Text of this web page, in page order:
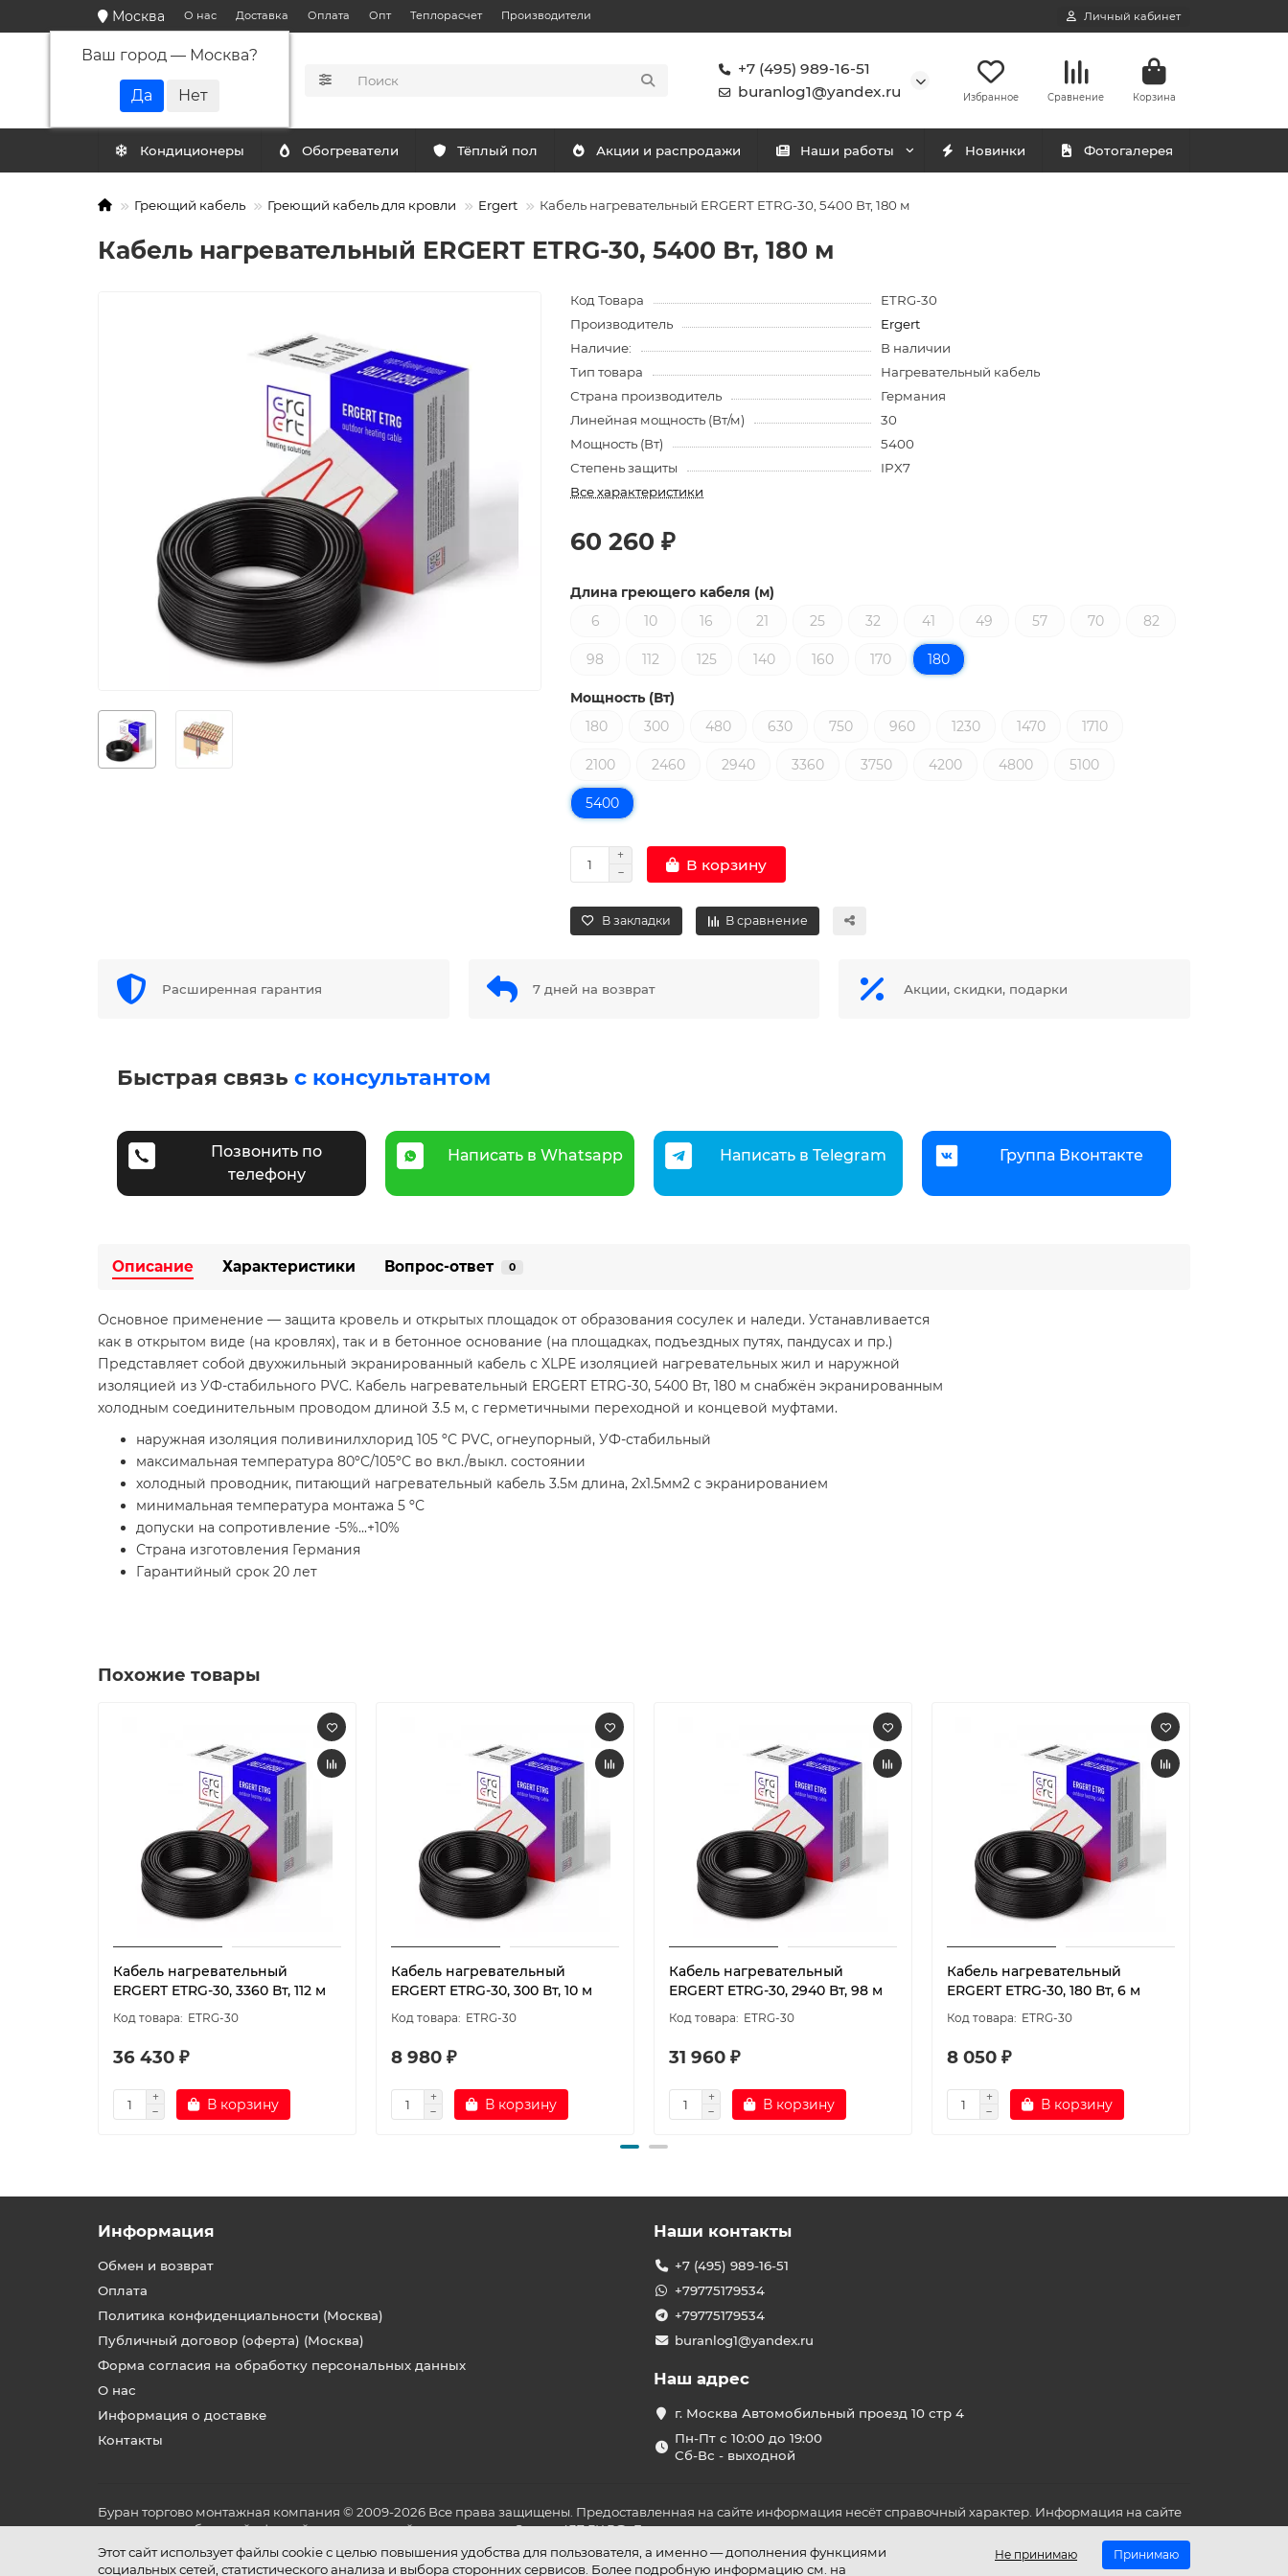
Москва
Ваш город — Москва?
О нас Доставка Оплата Опт Теплорасчет Производители Личный кабинет
+7 (495) 989-16-51
buranlog1@yandex.ru
Избранное Сравнение Корзина
Кондиционеры Обогреватели Тёплый пол Акции и распродажи Наши работы Новинки Фотогалерея
Греющий кабель Греющий кабель для кровли Ergert Кабель нагревательный ERGERT ETRG-30, 5400 Вт, 180 м
Кабель нагревательный ERGERT ETRG-30, 5400 Вт, 180 м
Код Товара
ETRG-30
Производитель
Ergert
Наличие:
В наличии
Тип товара
Нагревательный кабель
Страна производитель
Германия
Линейная мощность (Вт/м)
30
Мощность (Вт)
5400
Степень защиты
IPX7
Все характеристики
60 260 ₽
Длина греющего кабеля (м)
6
10 16 21 25 32 41 49 57 70 82
98 112 125 140 160 170 180
Мощность (Вт)
180
300 480 630 750 960 1230 1470 1710
2100 2460 2940 3360 3750 4200 4800 5100
5400
В корзину
В закладки В сравнение
Расширенная гарантия 7 дней на возврат Акции, скидки, подарки
Быстрая связь с консультантом
Позвонить по
телефону
Написать в Whatsapp Написать в Telegram Группа Вконтакте
Описание Характеристики Вопрос-ответ 0
Основное применение — защита кровель и открытых площадок от образования сосулек и наледи. Устанавливается
как в открытом виде (на кровлях), так и в бетонное основание (на площадках, подъездных путях, пандусах и пр.)
Представляет собой двухжильный экранированный кабель с XLPE изоляцией нагревательных жил и наружной
изоляцией из УФ-стабильного PVC. Кабель нагревательный ERGERT ETRG-30, 5400 Вт, 180 м снабжён экранированным
холодным соединительным проводом длиной 3.5 м, с герметичными переходной и концевой муфтами.
наружная изоляция поливинилхлорид 105 ºС PVC, огнеупорный, УФ-стабильный
максимальная температура 80ºС/105ºС во вкл./выкл. состоянии
холодный проводник, питающий нагревательный кабель 3.5м длина, 2x1.5мм2 с экранированием
минимальная температура монтажа 5 ºС
допуски на сопротивление -5%...+10%
Страна изготовления Германия
Гарантийный срок 20 лет
Похожие товары
Кабель нагревательный
ERGERT ETRG-30, 3360 Вт, 112 м
ETRG-30
36 430 ₽
В корзину
Кабель нагревательный
ERGERT ETRG-30, 300 Вт, 10 м
ETRG-30
8 980 ₽
В корзину
Кабель нагревательный
ERGERT ETRG-30, 2940 Вт, 98 м
ETRG-30
31 960 ₽
В корзину
Кабель нагревательный
ERGERT ETRG-30, 180 Вт, 6 м
ETRG-30
8 050 ₽
В корзину
Этот сайт использует файлы cookie с целью повышения удобства для пользователя, а именно — дополнения функциями
социальных сетей, статистического анализа и выбора сторонних сервисов. Более подробную информацию см. на
Не принимаю Принимаю
Информация
Обмен и возврат
Оплата
Политика конфиденциальности (Москва)
Публичный договор (оферта) (Москва)
Форма согласия на обработку персональных данных
О нас
Информация о доставке
Контакты
Наши контакты
+7 (495) 989-16-51
+79775179534
+79775179534
buranlog1@yandex.ru
Наш адрес
г. Москва Автомобильный проезд 10 стр 4
Пн-Пт с 10:00 до 19:00
Сб-Вс - выходной
Буран торгово монтажная компания © 2009-2026 Все права защищены. Предоставленная на сайте информация несёт справочный характер. Информация на сайте
не является публичной офертой, определяемой положениями Статьи 437 ГК РФ. До оплаты товара удостоверьтесь во всех для вас важных характеристиках в товаре
и условиях его эксплуатации.